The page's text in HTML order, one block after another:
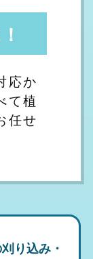
応か
て植
任せ
り込み・